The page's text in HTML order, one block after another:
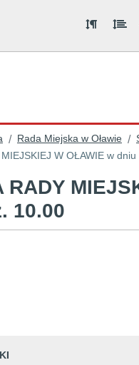
/ Rada Miejska w Oławie /
MIEJSKIEJ W OŁAWIE w
RADY
10.00